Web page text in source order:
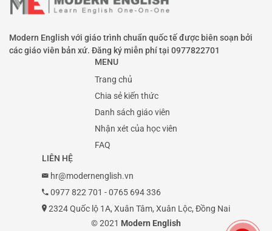
Modern English với giáo trình chuẩn quốc tế được biên soạn bởi
các giáo viên bản xứ. Đăng ký miễn phí tại 0977822701
MENU
Trang chủ
Chia sẻ kiến thức
Danh sách giáo viên
Nhận xét của học viên
FAQ
LIÊN HỆ
hr@modernenglish.vn
0977 822 701 -0765 694 336
2324 Quốc lộ 1A, Xuân Tâm, Xuân Lộc, Đồng Nai
© 2021 Modern English